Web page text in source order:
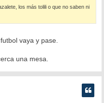
los más tolili o que no saben ni
vaya y pase.
una mesa.